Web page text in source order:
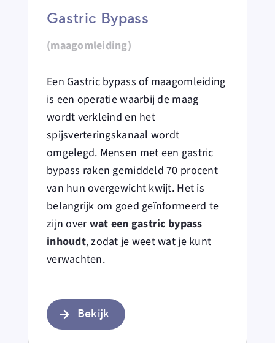
Gastric Bypass
(maagomleiding)
Een Gastric bypass of maagomleiding
is een operatie waarbij de maag
wordt verkleind en het
spijsverteringskanaal wordt
omgelegd. Mensen met een gastric
bypass raken gemiddeld 70 procent
van hun overgewicht kwijt. Het is
belangrijk om goed geïnformeerd te
zijn overwat een gastric bypass
inhoudt, zodat je weet wat je kunt
verwachten.
Bekijk